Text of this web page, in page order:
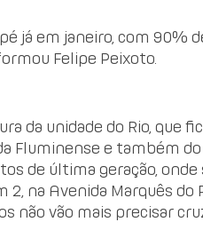
já em janeiro, com 90%
Felipe Peixoto.
da unidade do Rio, que
Fluminense e também
de última geração,
2, na Avenida Marquês do
não vão mais precisar